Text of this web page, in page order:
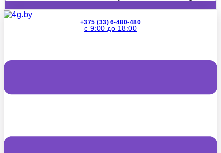
+375 (33) 6-480-480
с 9:00 до 18:00